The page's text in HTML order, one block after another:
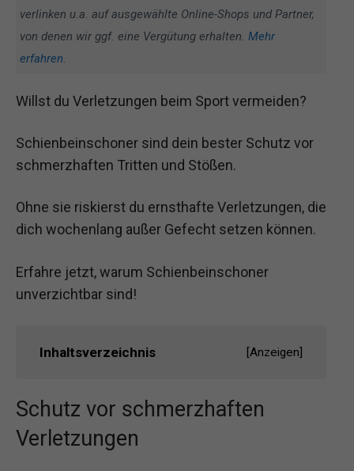
verlinken u.a. auf ausgewählte Online-Shops und Partner,
von denen wir ggf. eine Vergütung erhalten. Mehr
erfahren.
Willst du Verletzungen beim Sport vermeiden?
Schienbeinschoner sind dein bester Schutz vor
schmerzhaften Tritten und Stößen.
Ohne sie riskierst du ernsthafte Verletzungen, die
dich wochenlang außer Gefecht setzen können.
Erfahre jetzt, warum Schienbeinschoner
unverzichtbar sind!
Inhaltsverzeichnis [Anzeigen]
Schutz vor schmerzhaften
Verletzungen